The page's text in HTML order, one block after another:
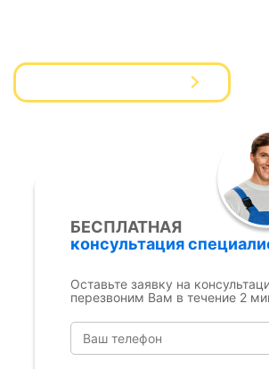
БЕСПЛАТНАЯ
консультация
Оставьте заявку на
перезвоним Вам в течение 2